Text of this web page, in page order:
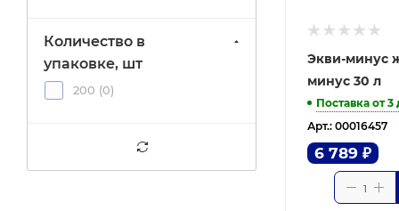
Экви-минус
минус 30 л
Поставка от 3
Арт.: 00016457
6 789 ₽
Количество в
упаковке, шт
200 (0)